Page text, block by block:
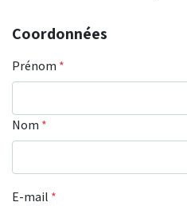
Coordonnées
Prénom *
Nom *
E-mail *